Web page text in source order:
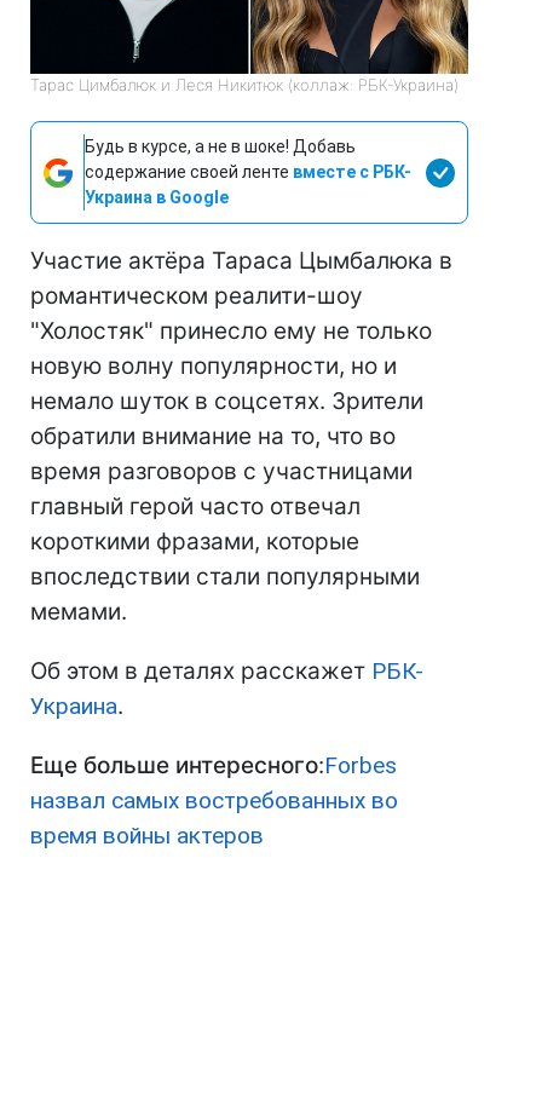
Тарас Цимбалюк и Леся Никитюк (коллаж: РБК-Украина)
Будь в курсе, а не в шоке! Добавь
содержание своей ленте вместе с РБК-
Украина в Google
Участие актёра Тараса Цымбалюка в
романтическом реалити-шоу
"Холостяк" принесло ему не только
новую волну популярности, но и
немало шуток в соцсетях. Зрители
обратили внимание на то, что во
время разговоров с участницами
главный герой часто отвечал
короткими фразами, которые
впоследствии стали популярными
мемами.
Об этом в деталях расскажет РБК-
Украина.
Еще больше интересного:Forbes
назвал самых востребованных во
время войны актеров